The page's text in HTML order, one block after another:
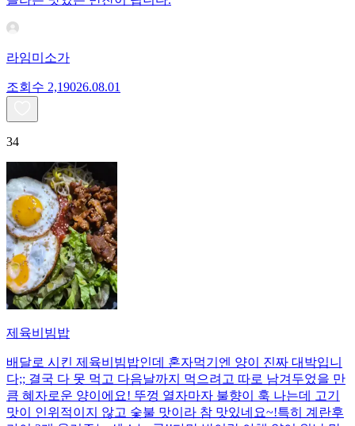
라임미소가
조회수 2,19026.08.01
34
제육비빔밥
배달로 시킨 제육비빔밥인데 혼자먹기엔 양이 진짜 대박입니
다;; 결국 다 못 먹고 다음날까지 먹으려고 따로 남겨두었을 만
큼 혜자로운 양이에요! 뚜껑 열자마자 불향이 훅 나는데 고기
맛이 인위적이지 않고 숯불 맛이라 참 맛있네요~!특히 계란후